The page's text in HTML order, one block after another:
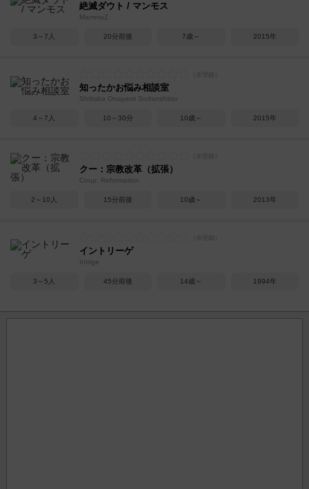
絶滅ダウト / マンモス
MammuZ
3～7人 20分前後 7歳～ 2015年
知ったかお悩み相談室
Shittaka Onayami Sodanshitsu
4～7人 10～30分 10歳～ 2015年
クー：宗教改革（拡張）
Coup: Reformation
2～10人 15分前後 10歳～ 2013年
イントリーゲ
Intrige
3～5人 45分前後 14歳～ 1994年